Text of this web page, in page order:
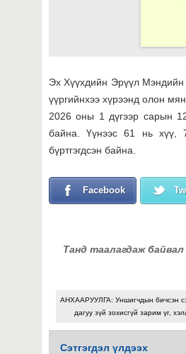
Эх Хүүхдийн Эрүүл Мэндийн
үүргийнхээ хүрээнд олон
2026 оны 1 дүгээр сарын
байна. Үүнээс 61 нь хүү,
бүртгэгдсэн байна.
Facebook
Танд таалагдаж
АНХААРУУЛГА: Уншигчдын бичсэн
дагуу зүй зохисгүй зарим үг,
Сэтгэгдэл үлдээх